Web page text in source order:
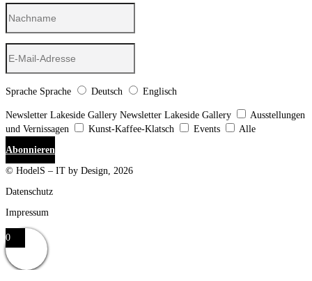
Sprache Sprache Deutsch Englisch
Newsletter Lakeside Gallery Newsletter Lakeside Gallery
Ausstellungen
und Vernissagen
Kunst-Kaffee-Klatsch Events
Alle
Abonnieren
© HodelS – IT by Design, 2026
Datenschutz
Impressum
0